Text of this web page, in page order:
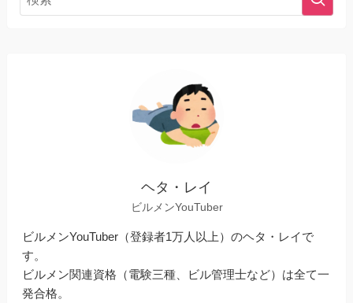
ヘタ・レイ
ビルメンYouTuber
ビルメンYouTuber（登録者1万人以上）のヘタ・レイで
す。
ビルメン関連資格（電験三種、ビル管理士など）は全て一
発合格。